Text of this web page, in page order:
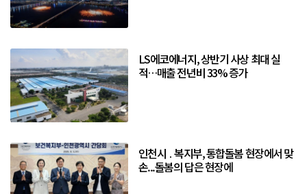
LS에코에너지, 상반기 사상 최대 실
적…매출 전년비 33% 증가
인천시 ․ 복지부, 통합돌봄 현장에서 맞
손...돌봄의 답은 현장에